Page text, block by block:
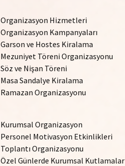
Organizasyon Hizmetleri
Organizasyon Kampanyaları
Garson ve Hostes Kiralama
Mezuniyet Töreni Organizasyonu
Söz ve Nişan Töreni
Masa Sandalye Kiralama
Ramazan Organizasyonu
Kurumsal Organizasyon
Personel Motivasyon Etkinlikleri
Toplantı Organizasyonu
Özel Günlerde Kurumsal Kutlamalar